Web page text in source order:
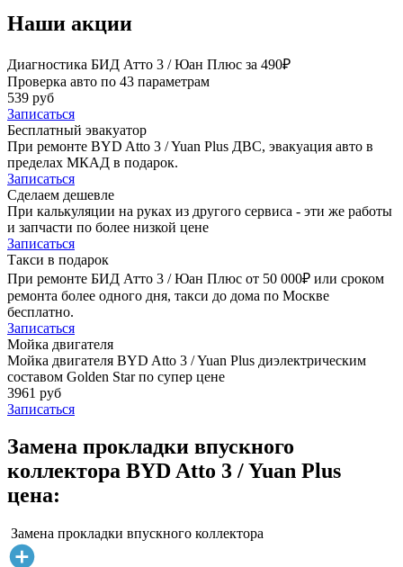
Наши акции
Диагностика БИД Атто 3 / Юан Плюс за 490₽
Проверка авто по 43 параметрам
539 руб
Записаться
Бесплатный эвакуатор
При ремонте BYD Atto 3 / Yuan Plus ДВС, эвакуация авто в
пределах МКАД в подарок.
Записаться
Сделаем дешевле
При калькуляции на руках из другого сервиса - эти же работы
и запчасти по более низкой цене
Записаться
Такси в подарок
При ремонте БИД Атто 3 / Юан Плюс от 50 000₽ или сроком
ремонта более одного дня, такси до дома по Москве
бесплатно.
Записаться
Мойка двигателя
Мойка двигателя BYD Atto 3 / Yuan Plus диэлектрическим
составом Golden Star по супер цене
3961 руб
Записаться
Замена прокладки впускного
коллектора BYD Atto 3 / Yuan Plus
цена:
Замена прокладки впускного коллектора